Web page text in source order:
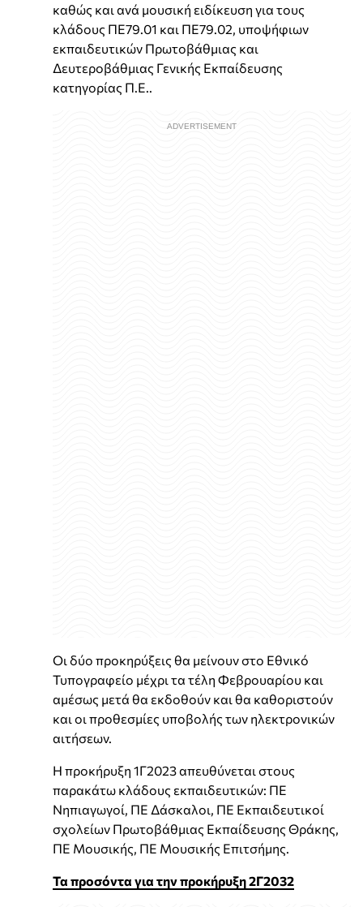
καθώς και ανά μουσική ειδίκευση για τους
κλάδους ΠΕ79.01 και ΠΕ79.02, υποψήφιων
εκπαιδευτικών Πρωτοβάθμιας και
Δευτεροβάθμιας Γενικής Εκπαίδευσης
κατηγορίας Π.Ε..
Οι δύο προκηρύξεις θα μείνουν στο Εθνικό
Τυπογραφείο μέχρι τα τέλη Φεβρουαρίου και
αμέσως μετά θα εκδοθούν και θα καθοριστούν
και οι προθεσμίες υποβολής των ηλεκτρονικών
αιτήσεων.
Η προκήρυξη 1Γ2023 απευθύνεται στους
παρακάτω κλάδους εκπαιδευτικών: ΠΕ
Νηπιαγωγοί, ΠΕ Δάσκαλοι, ΠΕ Εκπαιδευτικοί
σχολείων Πρωτοβάθμιας Εκπαίδευσης Θράκης,
ΠΕ Μουσικής, ΠΕ Μουσικής Επιτσήμης.
Τα προσόντα για την προκήρυξη 2Γ2032